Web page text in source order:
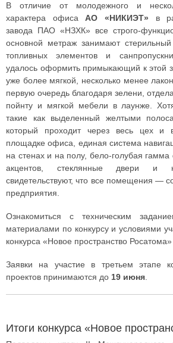
В отличие от молодежного и
характера офисаАО «НИКИЭТ» в
завода ПАО «НЗХК» все строго-
основной метраж занимают
топливных элементов и
удалось оформить примыкающий к этой
уже более мягкой, несколько менее
первую очередь благодаря зелени,
пойнту и мягкой мебели в лаунже.
такие как выделенный желтыми
который проходит через весь цех и
площадке офиса, единая система
на стенах и на полу, бело-голубая
акцентов, стеклянные двери
свидетельствуют, что все помещения —
предприятия.
Ознакомиться с техническим
материалами по конкурсу и условиями
конкурса «Новое пространство
Заявки на участие в третьем этапе
проектов принимаются до 19 июня
Итоги конкурса «Новое